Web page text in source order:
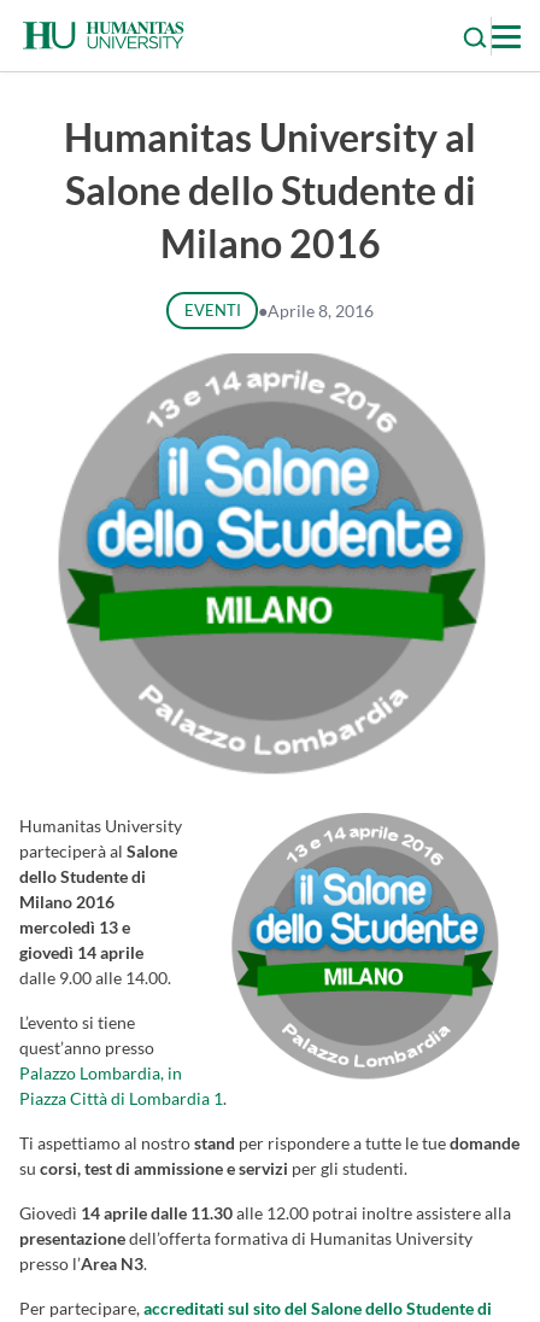
content
Humanitas University al
Salone dello Studente di
Milano 2016
EVENTI ●Aprile 8, 2016
Humanitas University
parteciperà al Salone
dello Studente di
Milano 2016
mercoledì 13 e
giovedì 14 aprile
dalle 9.00 alle 14.00.
L’evento si tiene
quest’anno presso
Palazzo Lombardia, in
Piazza Città di Lombardia 1.
Ti aspettiamo al nostrostand per rispondere a tutte le tuedomande
su corsi, test di ammissione e servizi per gli studenti.
Giovedì 14 aprile dalle 11.30alle 12.00 potrai inoltre assistere alla
presentazionedell’offerta formativa di Humanitas University
presso l’Area N3.
Per partecipare,accreditati sul sito del Salone dello Studente di